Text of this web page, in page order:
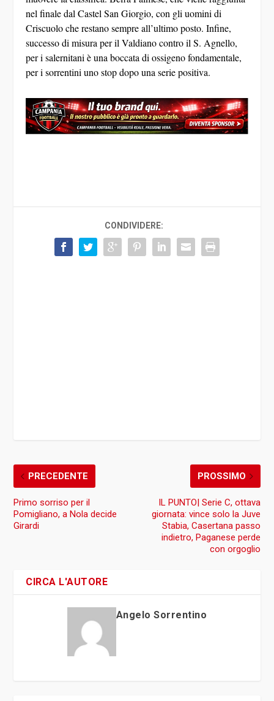
nel finale dal Castel San Giorgio, con gli uomini di
Criscuolo che restano sempre all’ultimo posto. Infine,
successo di misura per il Valdiano contro il S. Agnello,
per i salernitani è una boccata di ossigeno fondamentale,
per i sorrentini uno stop dopo una serie positiva.
CONDIVIDERE:
PRECEDENTE
Primo sorriso per il
Pomigliano, a Nola decide
Girardi
PROSSIMO
IL PUNTO| Serie C, ottava
giornata: vince solo la Juve
Stabia, Casertana passo
indietro, Paganese perde
con orgoglio
CIRCA L'AUTORE
Angelo Sorrentino